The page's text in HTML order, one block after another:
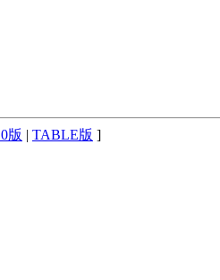
版 | TABLE版 ]